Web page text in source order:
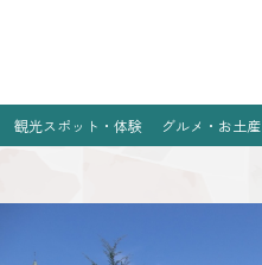
観光スポット・体験 グルメ・お土産